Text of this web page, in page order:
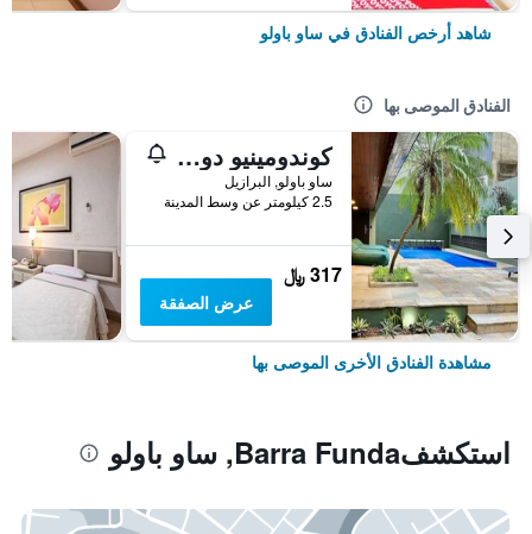
شاهد أرخص الفنادق في ساو باولو
الفنادق الموصى بها
كوندومينيو دو إديفيشيو ذا بارك هول
ساو باولو, البرازيل
2.5 كيلومتر عن وسط المدينة
317 ﷼
عرض الصفقة
مشاهدة الفنادق الأخرى الموصى بها
استكشفBarra Funda, ساو باولو